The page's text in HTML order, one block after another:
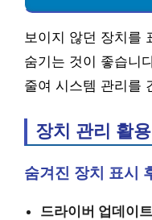
보이지 않던 장치를
숨기는 것이 좋습니
줄여 시스템 관리를
장치 관리 활용
숨겨진 장치 표시
드라이버 업데이